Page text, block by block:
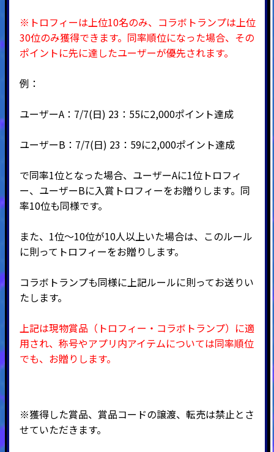
※トロフィーは上位10名のみ、コラボトランプは上位
30位のみ獲得できます。 同率順位になった場合、その
ポイントに先に達したユーザーが優先されます。
例：
ユーザーA：7/7(日) 23：55に2,000ポイント達成
ユーザーB：7/7(日) 23：59に2,000ポイント達成
で同率1位となった場合、ユーザーAに1位トロフィ
ー、ユーザーBに入賞トロフィーをお贈りします。同
率10位も同様です。
また、1位～10位が10人以上いた場合は、このルール
に則ってトロフィーをお贈りします。
コラボトランプも同様に上記ルールに則ってお送りい
たします。
上記は現物賞品（トロフィー・コラボトランプ）に適
用され、称号やアプリ内アイテムについては同率順位
でも、お贈りします。
※獲得した賞品、賞品コードの譲渡、転売は禁止とさ
せていただきます。